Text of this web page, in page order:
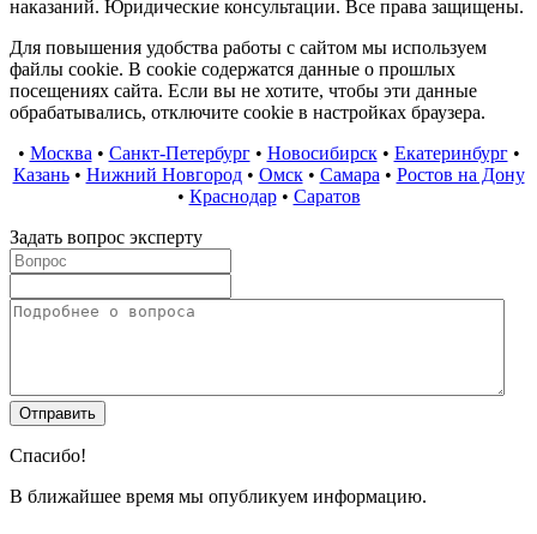
наказаний. Юридические консультации. Все права защищены.
Для повышения удобства работы с сайтом мы используем
файлы cookie. В cookie содержатся данные о прошлых
посещениях сайта. Если вы не хотите, чтобы эти данные
обрабатывались, отключите cookie в настройках браузера.
• Москва • Санкт-Петербург• Новосибирск• Екатеринбург•
Казань• Нижний Новгород• Омск• Самара • Ростов на Дону
• Краснодар• Саратов
Задать вопрос эксперту
Спасибо!
В ближайшее время мы опубликуем информацию.